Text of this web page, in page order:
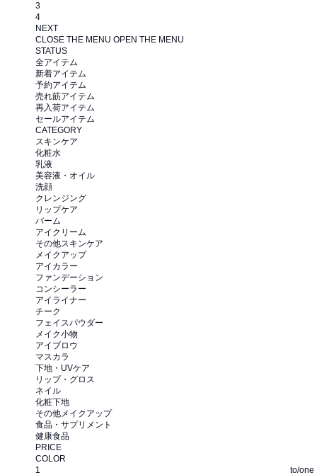
3
4
NEXT
CLOSE THE MENU OPEN THE MENU
STATUS
全アイテム
新着アイテム
予約アイテム
売れ筋アイテム
再入荷アイテム
セールアイテム
CATEGORY
スキンケア
化粧水
乳液
美容液・オイル
洗顔
クレンジング
リップケア
バーム
アイクリーム
その他スキンケア
メイクアップ
アイカラー
ファンデーション
コンシーラー
アイライナー
チーク
フェイスパウダー
メイク小物
アイブロウ
マスカラ
下地・UVケア
リップ・グロス
ネイル
化粧下地
その他メイクアップ
食品・サプリメント
健康食品
PRICE
COLOR
to/one
1